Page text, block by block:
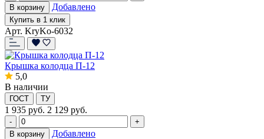
В корзину
Добавлено
Купить в 1 клик
Арт. KryKo-6032
Крышка колодца П-12
5,0
В наличии
ГОСТ ТУ
1 935 руб. 2 129 руб.
-
+
В корзину
Добавлено